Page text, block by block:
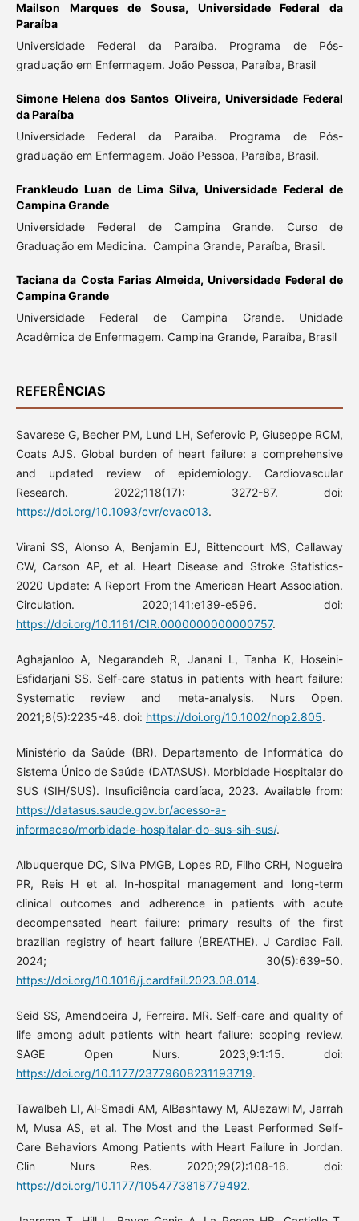
Mailson Marques de Sousa, Universidade Federal da
Paraíba
Universidade Federal da Paraíba. Programa de Pós-
graduação em Enfermagem. João Pessoa, Paraíba, Brasil
Simone Helena dos Santos Oliveira, Universidade Federal
da Paraíba
Universidade Federal da Paraíba. Programa de Pós-
graduação em Enfermagem. João Pessoa, Paraíba, Brasil.
Frankleudo Luan de Lima Silva,Universidade Federal de
Campina Grande
Universidade Federal de Campina Grande. Curso de
Graduação em Medicina. Campina Grande, Paraíba, Brasil.
Taciana da Costa Farias Almeida,Universidade Federal de
Campina Grande
Universidade Federal de Campina Grande. Unidade
Acadêmica de Enfermagem. Campina Grande, Paraíba, Brasil
REFERÊNCIAS
Savarese G, Becher PM, Lund LH, Seferovic P, Giuseppe RCM,
Coats AJS. Global burden of heart failure: a comprehensive
and updated review of epidemiology. Cardiovascular
Research. 2022;118(17): 3272-87. doi:
https://doi.org/10.1093/cvr/cvac013.
Virani SS, Alonso A, Benjamin EJ, Bittencourt MS, Callaway
CW, Carson AP, et al. Heart Disease and Stroke Statistics-
2020 Update: A Report From the American Heart Association.
Circulation. 2020;141:e139-e596. doi:
https://doi.org/10.1161/CIR.0000000000000757.
Aghajanloo A, Negarandeh R, Janani L, Tanha K, Hoseini-
Esfidarjani SS. Self-care status in patients with heart failure:
Systematic review and meta-analysis. Nurs Open.
2021;8(5):2235-48. doi: https://doi.org/10.1002/nop2.805.
Ministério da Saúde (BR). Departamento de Informática do
Sistema Único de Saúde (DATASUS). Morbidade Hospitalar do
SUS (SIH/SUS). Insuficiência cardíaca, 2023. Available from:
https://datasus.saude.gov.br/acesso-a-
informacao/morbidade-hospitalar-do-sus-sih-sus/.
Albuquerque DC, Silva PMGB, Lopes RD, Filho CRH, Nogueira
PR, Reis H et al. In-hospital management and long-term
clinical outcomes and adherence in patients with acute
decompensated heart failure: primary results of the first
brazilian registry of heart failure (BREATHE). J Cardiac Fail.
2024; 30(5):639-50.
https://doi.org/10.1016/j.cardfail.2023.08.014.
Seid SS, Amendoeira J, Ferreira. MR. Self-care and quality of
life among adult patients with heart failure: scoping review.
SAGE Open Nurs. 2023;9:1:15. doi:
https://doi.org/10.1177/23779608231193719.
Tawalbeh LI, Al-Smadi AM, AlBashtawy M, AlJezawi M, Jarrah
M, Musa AS, et al. The Most and the Least Performed Self-
Care Behaviors Among Patients with Heart Failure in Jordan.
Clin Nurs Res. 2020;29(2):108-16. doi:
https://doi.org/10.1177/1054773818779492.